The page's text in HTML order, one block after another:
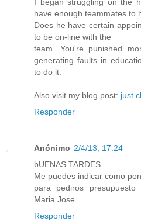
have enough teammates to
Does he have certain
to be on-line with the
team. You're punished
generating faults in
to do it.
Also visit my blog post: just
Responder
Anónimo 2/4/13, 17:24
bUENAS TARDES
Me puedes indicar como
para pediros
Maria Jose
Responder